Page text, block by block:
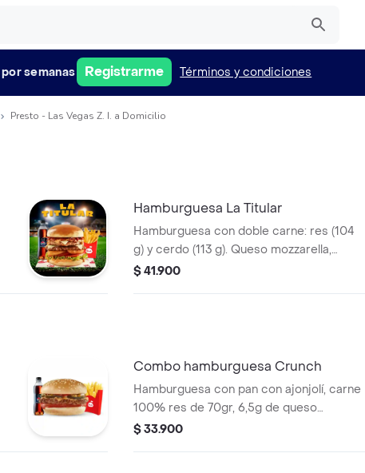
semanas Registrarme Términos y condiciones
Presto - Las Vegas Z. I. a Domicilio
Hamburguesa La Titular
Hamburguesa con doble carne: res (104
g) y cerdo (113 g). Queso mozzarella,
tocineta, salsa Master de Bary: mayonesa
$ 41.900
Combo hamburguesa Crunch
Hamburguesa con pan con ajonjolí, carne
100% res de 70gr, 6,5g de queso
cheddar, crujientes anillos de cebolla,
$ 33.900